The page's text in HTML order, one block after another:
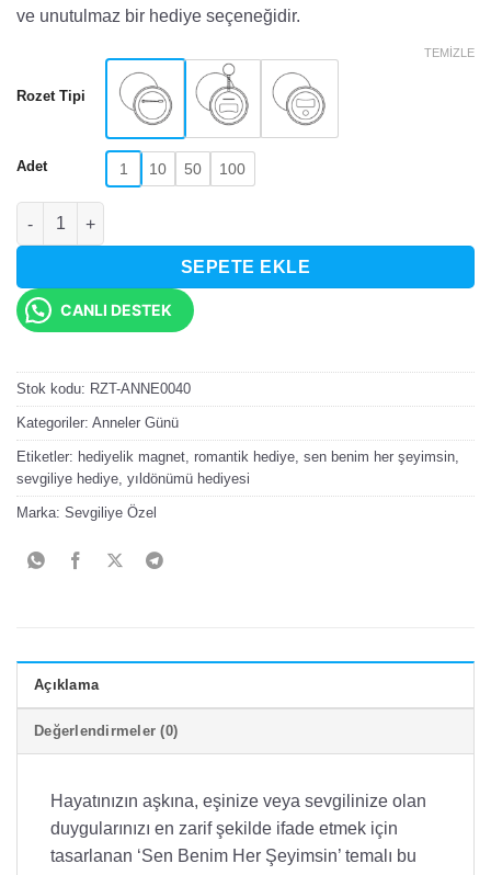
ve unutulmaz bir hediye seçeneğidir.
Rozet Tipi
Adet 1 10 50 100
TEMIZLE
Sen Benim Her Şeyimsin Yazılı Çiçekli Rozet adet
SEPETE EKLE
CANLI DESTEK
Stok kodu: RZT-ANNE0040
Kategoriler: Anneler Günü
Etiketler: hediyelik magnet, romantik hediye, sen benim her şeyimsin,
sevgiliye hediye, yıldönümü hediyesi
Marka: Sevgiliye Özel
Açıklama
Değerlendirmeler (0)
Hayatınızın aşkına, eşinize veya sevgilinize olan
duygularınızı en zarif şekilde ifade etmek için
tasarlanan ‘Sen Benim Her Şeyimsin’ temalı bu